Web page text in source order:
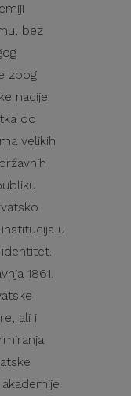
bez
zbog
nacije.
do
velikih
u
1861.
ali i